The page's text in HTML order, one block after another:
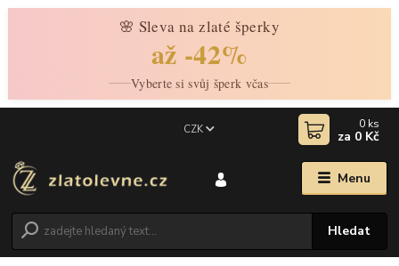
🌸 Sleva na zlaté šperky
až -42%
Vyberte si svůj šperk včas
Menu
CZK
Hledat
0 ks
za 0 Kč